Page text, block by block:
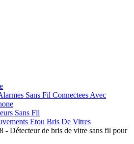
Sans Fil Connectees Avec
Sans Fil
Etou Bris De Vitres
Détecteur de bris de vitre sans fil pour